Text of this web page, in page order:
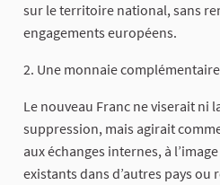
sur le territoire national, sans
engagements européens.
2. Une monnaie
Le nouveau Franc ne viserait ni
suppression, mais agirait
aux échanges internes, à
existants dans d’autres pays ou